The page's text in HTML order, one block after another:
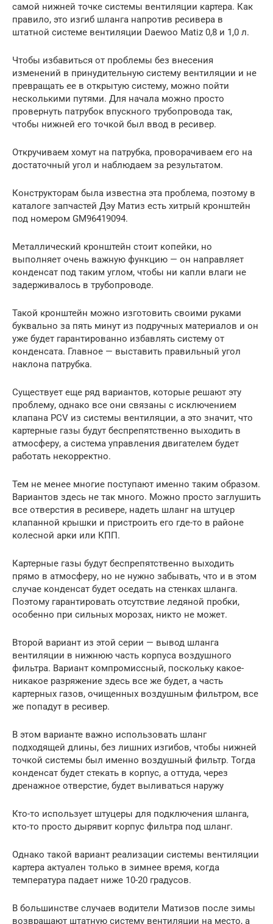
самой нижней точке системы вентиляции картера. Как
правило, это изгиб шланга напротив ресивера в
штатной системе вентиляции Daewoo Matiz 0,8 и 1,0 л.
Чтобы избавиться от проблемы без внесения
изменений в принудительную систему вентиляции и не
превращать ее в открытую систему, можно пойти
несколькими путями. Для начала можно просто
провернуть патрубок впускного трубопровода так,
чтобы нижней его точкой был ввод в ресивер.
Откручиваем хомут на патрубка, проворачиваем его на
достаточный угол и наблюдаем за результатом.
Конструкторам была известна эта проблема, поэтому в
каталоге запчастей Дэу Матиз есть хитрый кронштейн
под номером GM96419094.
Металлический кронштейн стоит копейки, но
выполняет очень важную функцию — он направляет
конденсат под таким углом, чтобы ни капли влаги не
задерживалось в трубопроводе.
Такой кронштейн можно изготовить своими руками
буквально за пять минут из подручных материалов и он
уже будет гарантированно избавлять систему от
конденсата. Главное — выставить правильный угол
наклона патрубка.
Существует еще ряд вариантов, которые решают эту
проблему, однако все они связаны с исключением
клапана PCV из системы вентиляции, а это значит, что
картерные газы будут беспрепятственно выходить в
атмосферу, а система управления двигателем будет
работать некорректно.
Тем не менее многие поступают именно таким образом.
Вариантов здесь не так много. Можно просто заглушить
все отверстия в ресивере, надеть шланг на штуцер
клапанной крышки и пристроить его где-то в районе
колесной арки или КПП.
Картерные газы будут беспрепятственно выходить
прямо в атмосферу, но не нужно забывать, что и в этом
случае конденсат будет оседать на стенках шланга.
Поэтому гарантировать отсутствие ледяной пробки,
особенно при сильных морозах, никто не может.
Второй вариант из этой серии — вывод шланга
вентиляции в нижнюю часть корпуса воздушного
фильтра. Вариант компромиссный, поскольку какое-
никакое разряжение здесь все же будет, а часть
картерных газов, очищенных воздушным фильтром, все
же попадут в ресивер.
В этом варианте важно использовать шланг
подходящей длины, без лишних изгибов, чтобы нижней
точкой системы был именно воздушный фильтр. Тогда
конденсат будет стекать в корпус, а оттуда, через
дренажное отверстие, будет выливаться наружу
Кто-то использует штуцеры для подключения шланга,
кто-то просто дырявит корпус фильтра под шланг.
Однако такой вариант реализации системы вентиляции
картера актуален только в зимнее время, когда
температура падает ниже 10-20 градусов.
В большинстве случаев водители Матизов после зимы
возвращают штатную систему вентиляции на место, а